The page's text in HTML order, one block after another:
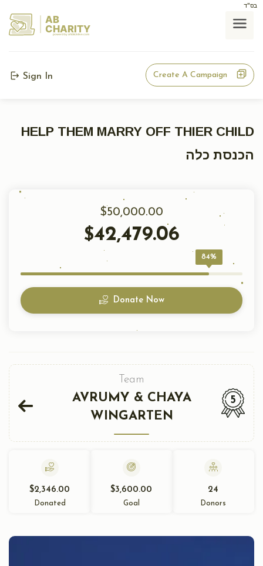
בס"ד
AB
CHARITY
powerd by ahblicklive.com
Sign In Create A Campaign
HELP THEM MARRY OFF THIER CHILD
הכנסת כלה
$50,000.00
$42,479.06
84%
Donate Now
Team
AVRUMY & CHAYA
WINGARTEN
5
$2,346.00
Donated
$3,600.00
Goal
24
Donors